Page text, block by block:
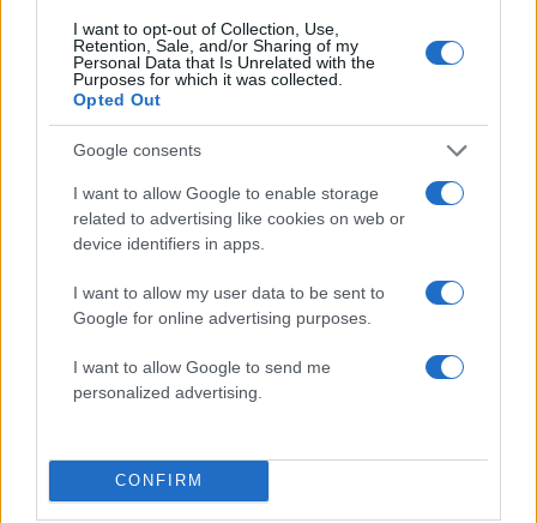
I want to opt-out of Collection, Use,
Retention, Sale, and/or Sharing of my
Personal Data that Is Unrelated with the
Purposes for which it was collected.
Opted Out
Google consents
I want to allow Google to enable storage
related to advertising like cookies on web or
device identifiers in apps.
I want to allow my user data to be sent to
Google for online advertising purposes.
I want to allow Google to send me
personalized advertising.
CONFIRM
EUROVISION
EUROVISION 2026
ΤΟΥΡΚΙΑ
Share:
Ακολουθήστε το Νewsit.gr στο
ενημερωθείτε πρώτοι για όλη την ειδησεογραφία και τα
τελευταία νέατης ημέρας
Πιο δημοφιλή
Κωνσταντίνος Αργυρός και Αλεξάνδρα
Η Άννα Βίσση ξετρελάθηκε με μπάντα που
έπαιζε Τσιτσάνη στο Φισκάρδο και τους